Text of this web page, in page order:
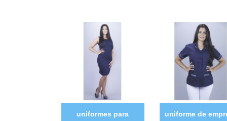
uniformes para
uniforme de